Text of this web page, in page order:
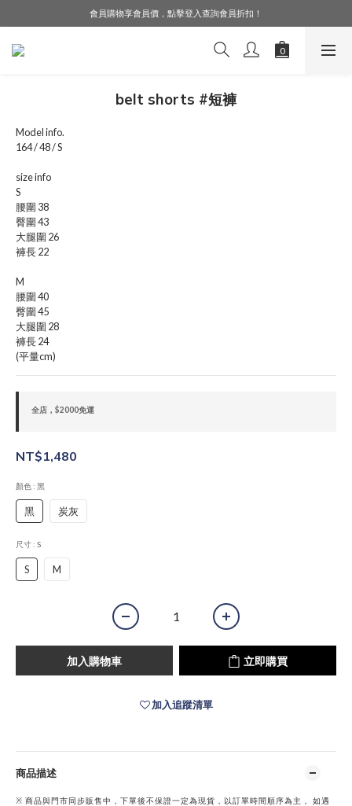
LINE好友募集中，加入就送購物金$50！
會員購物享會員價，點擊登入查詢會員折扣！
LINE好友募集中，加入就送購物金$50！
belt shorts #短褲
Model info.
164 / 48 / S
size info
S
腰圍 38
臀圍 43
大腿圍 26
褲長 22
M
腰圍 40
臀圍 45
大腿圍 28
褲長 24
(平量cm)
全店，$2000免運
NT$1,480
顏色 : 黑
黑 炭灰
尺寸 : S
S M
加入購物車 立即購買
加入追蹤清單
商品描述
※ 商品與門市同步販售中，下單後不保證一定為現貨，以訂單時間順序為主， 如遇